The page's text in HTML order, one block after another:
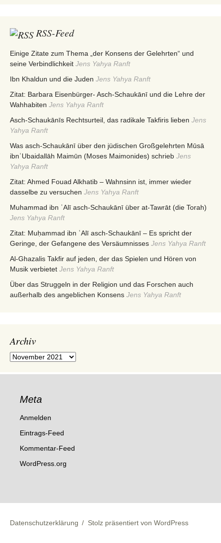
RSS-Feed
Einige Zitate zum Thema „der Konsens der Gelehrten“ und
seine Verbindlichkeit Jens Yahya Ranft
Ibn Khaldun und die Juden Jens Yahya Ranft
Zitat: Barbara Eisenbürger- Asch-Schaukānī und die Lehre der
Wahhabiten Jens Yahya Ranft
Asch-Schaukānīs Rechtsurteil, das radikale Takfiris lieben Jens
Yahya Ranft
Was asch-Schaukānī über den jüdischen Großgelehrten Mūsā
ibnʿUbaidallāh Maimūn (Moses Maimonides) schrieb Jens
Yahya Ranft
Zitat: Ahmed Fouad Alkhatib – Wahnsinn ist, immer wieder
dasselbe zu versuchen Jens Yahya Ranft
Muhammad ibn ʿAlī asch-Schaukānī über at-Tawrāt (die Torah)
Jens Yahya Ranft
Zitat: Muḥammad ibn ʿAlī asch-Schaukānī – Es spricht der
Geringe, der Gefangene des Versäumnisses Jens Yahya Ranft
Al-Ghazalis Takfir auf jeden, der das Spielen und Hören von
Musik verbietet Jens Yahya Ranft
Über das Struggeln in der Religion und das Forschen auch
außerhalb des angeblichen Konsens Jens Yahya Ranft
Archiv
Archiv
Meta
Anmelden
Eintrags-Feed
Kommentar-Feed
WordPress.org
Datenschutzerklärung Stolz präsentiert von WordPress